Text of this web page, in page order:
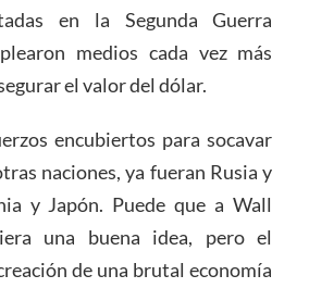
en la Segunda Guerra
medios cada vez más
el valor del dólar.
encubiertos para socavar
naciones, ya fueran Rusia y
y Japón. Puede que a Wall
una buena idea, pero el
de una brutal economía